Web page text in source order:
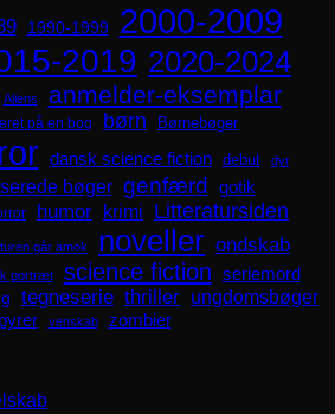
1990-1999 2000-2009
2019 2020-2024
Aliens anmelder-eksemplar
på en bog børn Børnebøger
dansk science fiction debut dyr
bøger genfærd
gotik
humor krimi Litteratursiden
går amok noveller ondskab
portræt science fiction seriemord
tegneserie thriller ungdomsbøger
venskab
zombier